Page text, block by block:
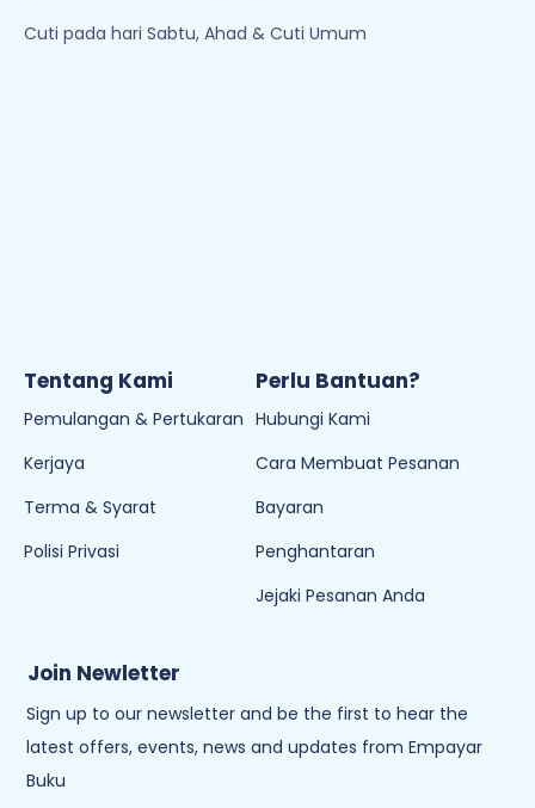
Cuti pada hari Sabtu, Ahad & Cuti Umum
Tentang Kami
Pemulangan & Pertukaran
Kerjaya
Terma & Syarat
Polisi Privasi
Perlu Bantuan?
Hubungi Kami
Cara Membuat Pesanan
Bayaran
Penghantaran
Jejaki Pesanan Anda
Join Newletter
Sign up to our newsletter and be the first to hear the
latest offers, events, news and updates from Empayar
Buku